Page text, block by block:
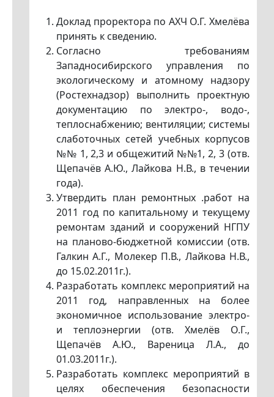
Доклад проректора по АХЧ О.Г. Хмелёва
принять к сведению.
Согласно требованиям
Западносибирского управления по
экологическому и атомному надзору
(Ростехнадзор) выполнить проектную
документацию по электро-, водо-,
теплоснабжению; вентиляции; системы
слаботочных сетей учебных корпусов
№№ 1, 2,3 и общежитий №№1, 2, 3 (отв.
Щепачёв А.Ю., Лайкова Н.В., в течении
года).
Утвердить план ремонтных .работ на
2011 год по капитальному и текущему
ремонтам зданий и сооружений НГПУ
на планово-бюджетной комиссии (отв.
Галкин А.Г., Молекер П.В., Лайкова Н.В.,
до 15.02.2011г.).
Разработать комплекс мероприятий на
2011 год, направленных на более
экономичное использование электро-
и теплоэнергии (отв. Хмелёв О.Г.,
Щепачёв А.Ю., Вареница Л.А., до
01.03.2011г.).
Разработать комплекс мероприятий в
целях обеспечения безопасности